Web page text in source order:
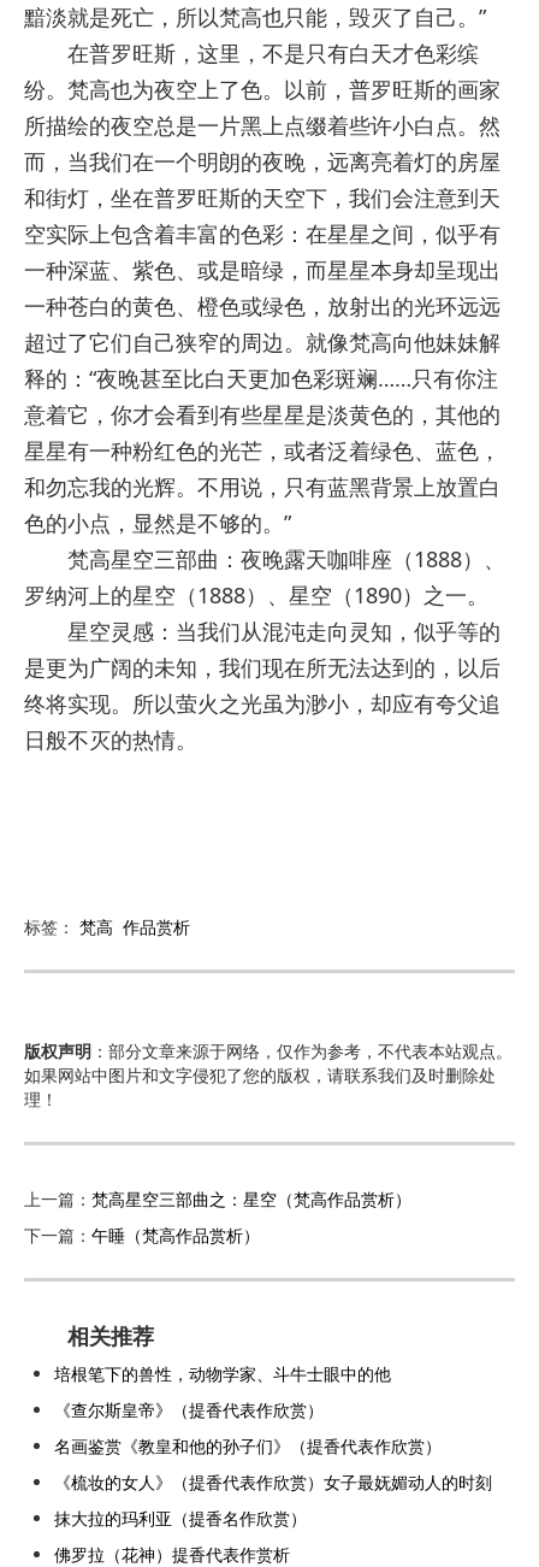
黯淡就是死亡，所以梵高也只能，毁灭了自己。”
在普罗旺斯，这里，不是只有白天才色彩缤
纷。梵高也为夜空上了色。以前，普罗旺斯的画家
所描绘的夜空总是一片黑上点缀着些许小白点。然
而，当我们在一个明朗的夜晚，远离亮着灯的房屋
和街灯，坐在普罗旺斯的天空下，我们会注意到天
空实际上包含着丰富的色彩：在星星之间，似乎有
一种深蓝、紫色、或是暗绿，而星星本身却呈现出
一种苍白的黄色、橙色或绿色，放射出的光环远远
超过了它们自己狭窄的周边。就像梵高向他妹妹解
释的：“夜晚甚至比白天更加色彩斑斓……只有你注
意着它，你才会看到有些星星是淡黄色的，其他的
星星有一种粉红色的光芒，或者泛着绿色、蓝色，
和勿忘我的光辉。不用说，只有蓝黑背景上放置白
色的小点，显然是不够的。”
梵高星空三部曲：夜晚露天咖啡座（1888）、
罗纳河上的星空（1888）、星空（1890）之一。
星空灵感：当我们从混沌走向灵知，似乎等的
是更为广阔的未知，我们现在所无法达到的，以后
终将实现。所以萤火之光虽为渺小，却应有夸父追
日般不灭的热情。
标签： 梵高 作品赏析
版权声明 ：部分文章来源于网络，仅作为参考，不代表本站观点。
如果网站中图片和文字侵犯了您的版权，请联系我们及时删除处
理！
上一篇： 梵高星空三部曲之：星空（梵高作品赏析）
下一篇： 午睡（梵高作品赏析）
相关推荐
培根笔下的兽性，动物学家、斗牛士眼中的他
《查尔斯皇帝》（提香代表作欣赏）
名画鉴赏《教皇和他的孙子们》（提香代表作欣赏）
《梳妆的女人》（提香代表作欣赏）女子最妩媚动人的时刻
抹大拉的玛利亚（提香名作欣赏）
佛罗拉（花神）提香代表作赏析